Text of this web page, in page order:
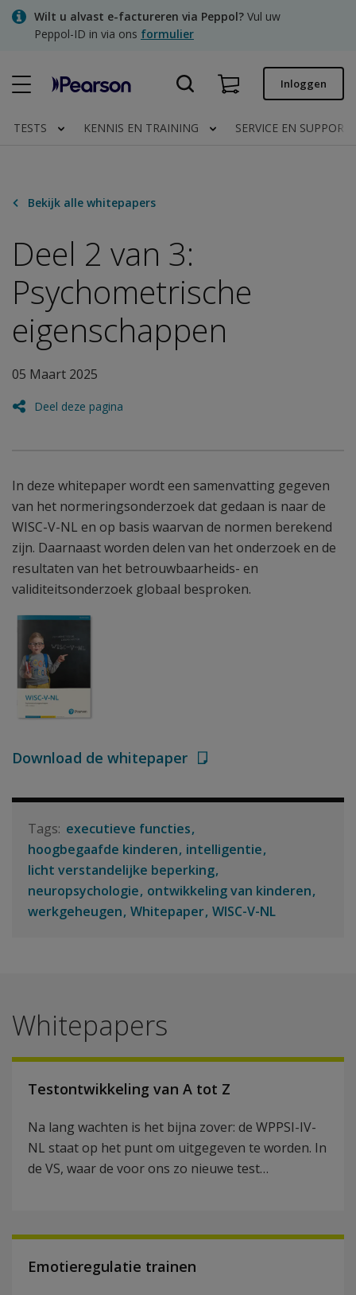
SkipWilt u alvast e-factureren via Peppol? Vul uw
Peppol-ID in via ons formulier
Snel bestellen
Clinical | NL
Inloggen
TESTS KENNIS EN TRAINING SERVICE EN SUPPORT
Bekijk alle whitepapers
Deel 2 van 3:
Psychometrische
eigenschappen
05 Maart 2025
Deel deze pagina
In deze whitepaper wordt een samenvatting gegeven
van het normeringsonderzoek dat gedaan is naar de
WISC-V-NL en op basis waarvan de normen berekend
zijn. Daarnaast worden delen van het onderzoek en de
resultaten van het betrouwbaarheids- en
validiteitsonderzoek globaal besproken.
Download de whitepaper
executieve functies
hoogbegaafde kinderen intelligentie
licht verstandelijke beperking
neuropsychologie ontwikkeling van kinderen
werkgeheugen Whitepaper WISC-V-NL
Whitepapers
Testontwikkeling van A tot Z
Na lang wachten is het bijna zover: de WPPSI-IV-
NL staat op het punt om uitgegeven te worden. In
de VS, waar de voor ons zo nieuwe test…
Emotieregulatie trainen